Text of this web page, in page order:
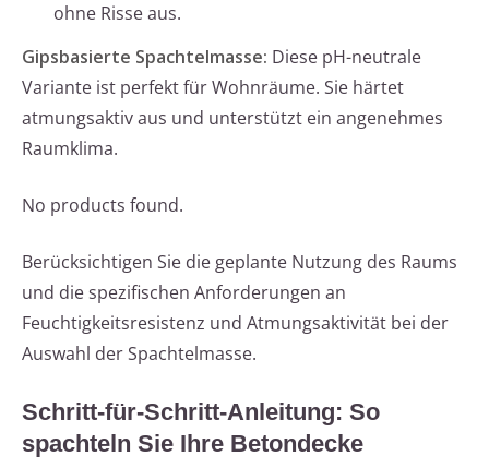
ohne Risse aus.
Gipsbasierte Spachtelmasse: Diese pH-neutrale
Variante ist perfekt für Wohnräume. Sie härtet
atmungsaktiv aus und unterstützt ein angenehmes
Raumklima.
No products found.
Berücksichtigen Sie die geplante Nutzung des Raums
und die spezifischen Anforderungen an
Feuchtigkeitsresistenz und Atmungsaktivität bei der
Auswahl der Spachtelmasse.
Schritt-für-Schritt-Anleitung: So
spachteln Sie Ihre Betondecke